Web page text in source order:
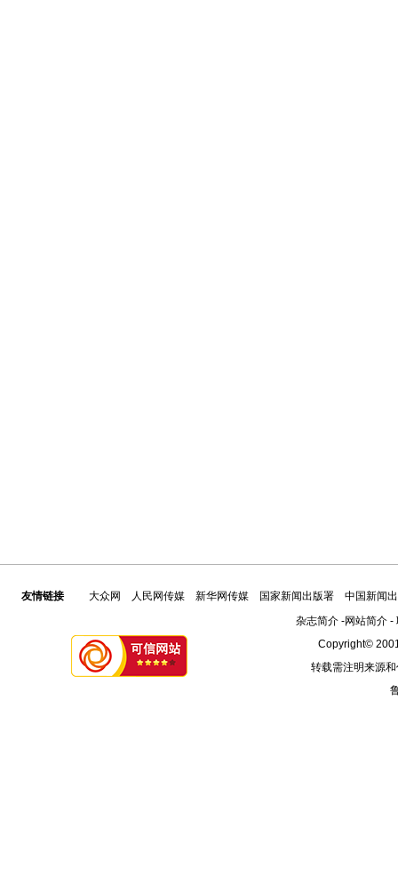
友情链接 大众网 人民网传媒 新华网传媒 国家新闻出版署
中国新闻
杂志简介-网站简介-
Copyright©
转载需注明来源